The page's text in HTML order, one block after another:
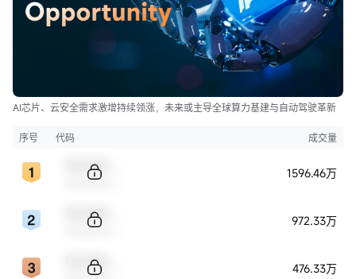
AI芯片、云安全需求激增持续领涨，未来或主导全球算力基建与自动驾驶革新
序号 代码 成交量
1596.46万
972.33万
476.33万